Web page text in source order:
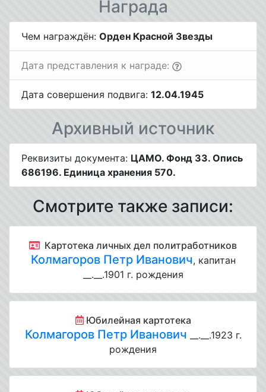
Награда
Чем награждён: Орден Красной Звезды
Дата представления к награде:
Дата совершения подвига: 12.04.1945
Архивный источник
Реквизиты документа: ЦАМО. Фонд 33. Опись
686196. Единица хранения 570.
Смотрите также записи:
Картотека личных дел политработников
Колмагоров Петр Иванович, капитан
__.__.1901 г. рождения
Юбилейная картотека
Колмагоров Петр Иванович __.__.1923 г.
рождения